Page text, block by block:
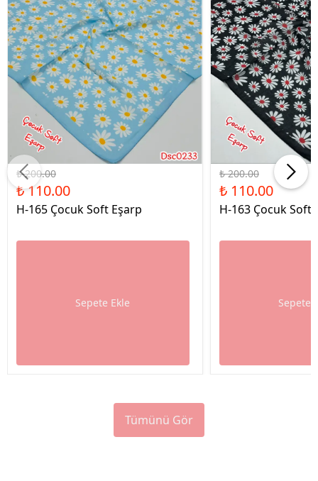
%45 İndirim
₺ 200.00
₺ 110.00
H-165 Çocuk Soft Eşarp
Sepete Ekle
%45 İndirim
₺ 200.00
₺ 110.00
H-163 Çocuk Soft
Sepete
Tümünü Gör